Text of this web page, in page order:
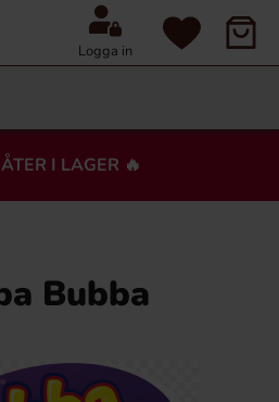
Logga in
I LAGER 🔥
Bubba